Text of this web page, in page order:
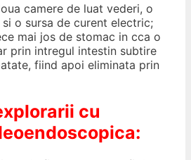
camere de luat vederi, o
o sursa de curent electric;
mai jos de stomac in cca o
prin intregul intestin subtire
fiind apoi eliminata prin
cu